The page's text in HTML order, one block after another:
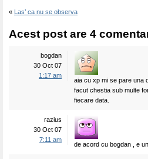
« Las’ ca nu se observa
Acest post are 4
bogdan
30 Oct 07
1:17 am
aia cu xp mi se pare una
facut chestia sub multe
fiecare data.
razius
30 Oct 07
7:11 am
de acord cu bogdan , e